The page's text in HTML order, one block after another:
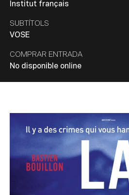
Institut français
SUBTÍTOLS
VOSE
COMPRAR ENTRADA
No disponible online